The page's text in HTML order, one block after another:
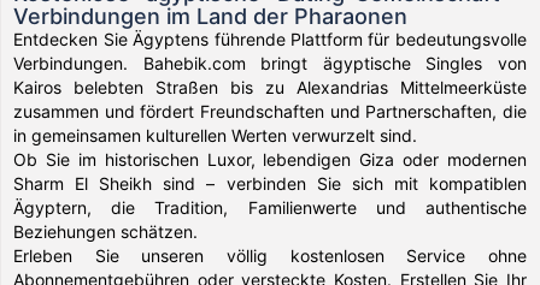
Verbindungen im Land der Pharaonen
Entdecken Sie Ägyptens führende Plattform für bedeutungsvolle
Verbindungen. Bahebik.com bringt ägyptische Singles von
Kairos belebten Straßen bis zu Alexandrias Mittelmeerküste
zusammen und fördert Freundschaften und Partnerschaften, die
in gemeinsamen kulturellen Werten verwurzelt sind.
Ob Sie im historischen Luxor, lebendigen Giza oder modernen
Sharm El Sheikh sind – verbinden Sie sich mit kompatiblen
Ägyptern, die Tradition, Familienwerte und authentische
Beziehungen schätzen.
Erleben Sie unseren völlig kostenlosen Service ohne
Abonnementgebühren oder versteckte Kosten. Erstellen Sie Ihr